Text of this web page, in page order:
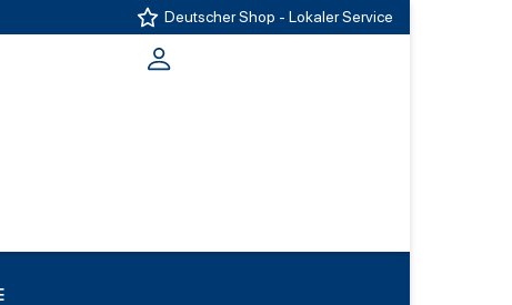
Deutscher Shop - Lokaler Service